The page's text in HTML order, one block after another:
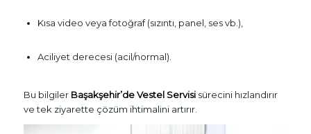
Kısa video veya fotoğraf (sızıntı, panel, ses vb.),
Aciliyet derecesi (acil/normal).
Bu bilgiler Başakşehir’de Vestel Servisisürecini hızlandırır
ve tek ziyarette çözüm ihtimalini artırır.